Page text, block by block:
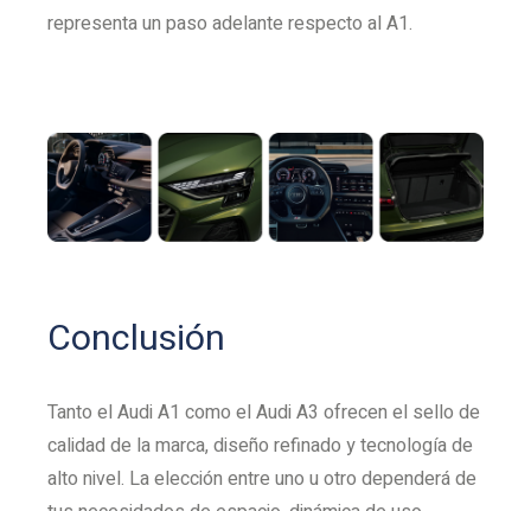
representa un paso adelante respecto al A1.
Conclusión
Tanto el Audi A1 como el Audi A3 ofrecen el sello de
calidad de la marca, diseño refinado y tecnología de
alto nivel. La elección entre uno u otro dependerá de